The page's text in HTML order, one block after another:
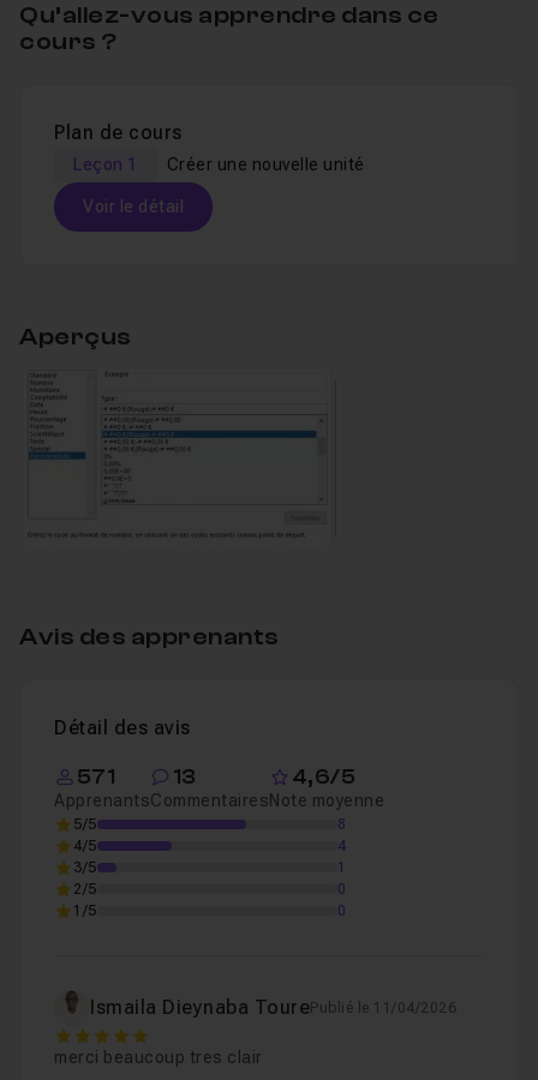
Qu’allez-vous apprendre dans ce
cours ?
Plan de cours
Leçon 1 Créer une nouvelle unité
Voir le détail
Aperçus
Avis des apprenants
Détail des avis
571
Apprenants
13
Commentaires
4,6/5
Note moyenne
5/5
8
4/5
4
3/5
1
2/5
0
1/5
0
Ismaila Dieynaba TourePublié le 11/04/2026
5
merci beaucoup tres clair